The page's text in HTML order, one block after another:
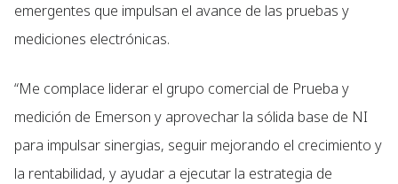
emergentes que impulsan el avance de las pruebas y
mediciones electrónicas.
“Me complace liderar el grupo comercial de Prueba y
medición de Emerson y aprovechar la sólida base de NI
para impulsar sinergias, seguir mejorando el crecimiento y
la rentabilidad, y ayudar a ejecutar la estrategia de